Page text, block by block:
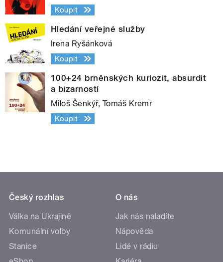
Koupit
Hledání veřejné služby
Irena Ryšánková
Koupit
100+24 brněnských kuriozit, absurdit
a bizarností
Miloš Šenkýř, Tomáš Kremr
Koupit
Český rozhlas
Válka na Ukrajině
Komunální volby
Stanice
O nás
Jak nás naladíte
Nápověda
Lidé v rádiu